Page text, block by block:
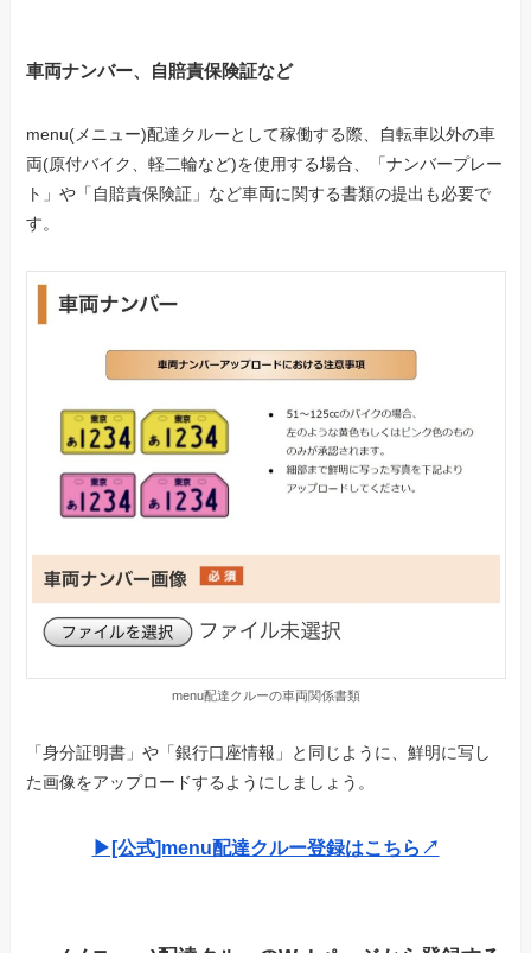
車両ナンバー、自賠責保険証など
menu(メニュー)配達クルーとして稼働する際、自転車以外の車
両(原付バイク、軽二輪など)を使用する場合、「ナンバープレー
ト」や「自賠責保険証」など車両に関する書類の提出も必要で
す。
menu配達クルーの車両関係書類
「身分証明書」や「銀行口座情報」と同じように、鮮明に写し
た画像をアップロードするようにしましょう。
▶︎[公式]menu配達クルー登録はこちら↗︎